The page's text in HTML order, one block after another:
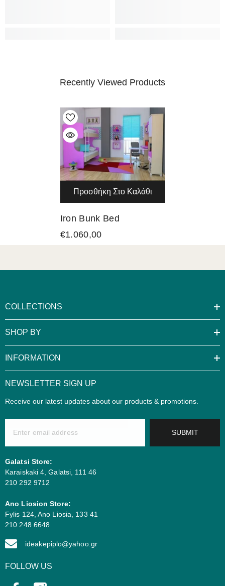
Recently Viewed Products
Προσθήκη Στο Καλάθι
Iron Bunk Bed
€1.060,00
COLLECTIONS
SHOP BY
INFORMATION
NEWSLETTER SIGN UP
Receive our latest updates about our products & promotions.
SUBMIT
Galatsi Store:
Karaiskaki 4, Galatsi, 111 46
210 292 9712
Ano Liosion Store:
Fylis 124, Ano Liosia, 133 41
210 248 6648
ideakepiplo@yahoo.gr
FOLLOW US